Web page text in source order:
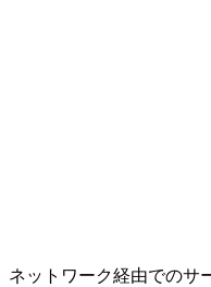
ネットワーク経由でのサ